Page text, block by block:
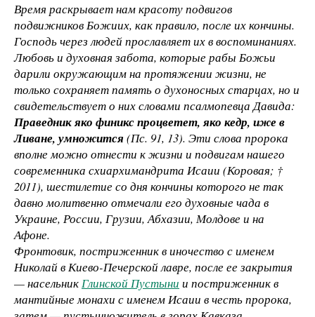
Время раскрывает нам красоту подвигов
подвижников Божиих, как правило, после их кончины.
Господь через людей прославляет их в воспоминаниях.
Любовь и духовная забота, которые рабы Божьи
дарили окружающим на протяжении жизни, не
только сохраняет память о духоносных старцах, но и
свидетельствует о них словами псалмопевца Давида:
Праведник яко финикс процветет, яко кедр, иже в
Ливане, умножится (Пс. 91, 13). Эти слова пророка
вполне можно отнести к жизни и подвигам нашего
современника схиархимандрита Исаии (Коровая; †
2011), шестилетие со дня кончины которого не так
давно молитвенно отмечали его духовные чада в
Украине, России, Грузии, Абхазии, Молдове и на
Афоне.
Фронтовик, постриженник в иночество с именем
Николай в Киево-Печерской лавре, после ее закрытия
— насельникГлинской Пустыни и постриженник в
мантийные монахи с именем Исаии в честь пророка,